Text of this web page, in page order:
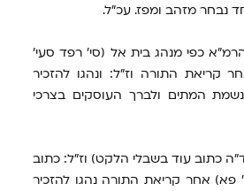
נבחר מזהב ומפז. עכ"ל.
כפי מנהג בית אל (סי' רפד סעי'
קריאת התורה וז"ל: ונהגו להזכיר
המתים ולברך העוסקים בצרכי
כתוב עוד בשבלי הלקט) וז"ל: כתוב
אחר קריאת התורה נהגו להזכיר